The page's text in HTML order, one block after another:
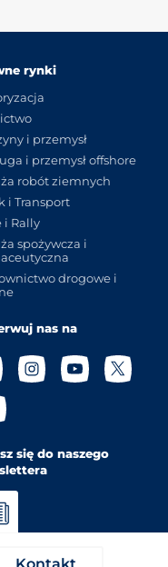
rynki
i przemysł
i przemysł offshore
robót ziemnych
i Transport
i Rally
spożywcza i
drogowe i
nas na
się do naszego